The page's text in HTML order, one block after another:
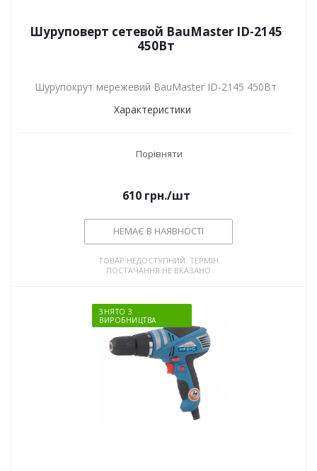
Шуруповерт сетевой BauMaster ID-2145
450Вт
Шурупокрут мережевий BauMaster ID-2145 450Вт
Характеристики
Порівняти
610грн./шт
НЕМАЄ В НАЯВНОСТІ
ТОВАР НЕДОСТУПНИЙ. ТЕРМІН
ПОСТАЧАННЯ НЕ ВКАЗАНО
ЗНЯТО З
ВИРОБНИЦТВА